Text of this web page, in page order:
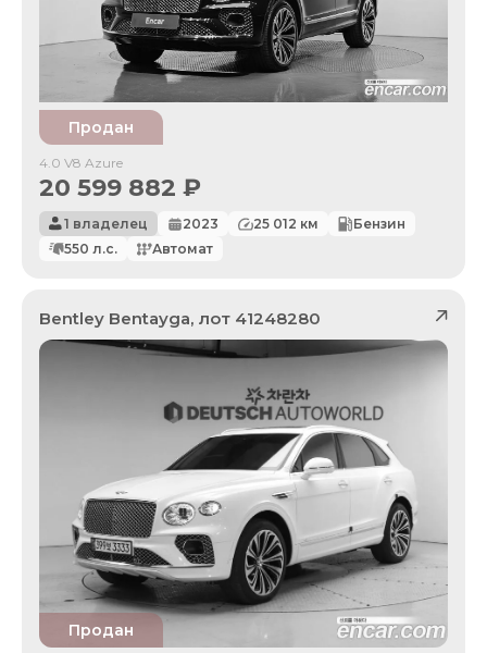
Продан
4.0 V8 Azure
20 599 882 ₽
1 владелец 2023 25 012 км
Бензин
550 л.с. Автомат
Bentley Bentayga, лот 41248280
Продан